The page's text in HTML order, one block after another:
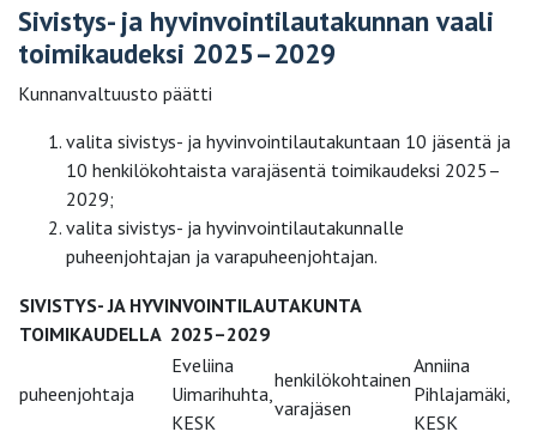
Sivistys- ja hyvinvointilautakunnan vaali
toimikaudeksi 2025–2029
Kunnanvaltuusto päätti
valita sivistys- ja hyvinvointilautakuntaan 10 jäsentä ja
10 henkilökohtaista varajäsentä toimikaudeksi 2025–
2029;
valita sivistys- ja hyvinvointilautakunnalle
puheenjohtajan ja varapuheenjohtajan.
SIVISTYS- JA HYVINVOINTILAUTAKUNTA
TOIMIKAUDELLA 2025–2029
puheenjohtaja
Eveliina
Uimarihuhta,
KESK
henkilökohtainen
varajäsen
Anniina
Pihlajamäki,
KESK